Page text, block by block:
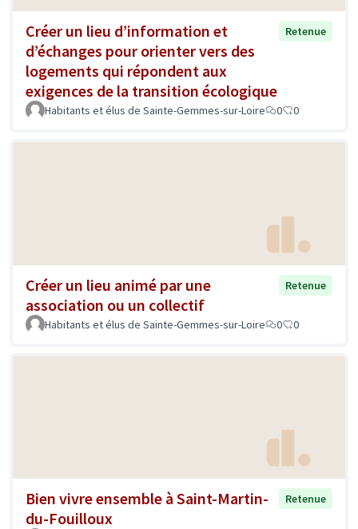
Créer un lieu d’information et
d’échanges pour orienter vers des
logements qui répondent aux
exigences de la transition écologique
Retenue
Habitants et élus de Sainte-Gemmes-sur-Loire 0 0
Créer un lieu animé par une
association ou un collectif
Retenue
Habitants et élus de Sainte-Gemmes-sur-Loire 0 0
Bien vivre ensemble à Saint-Martin-
du-Fouilloux
Retenue